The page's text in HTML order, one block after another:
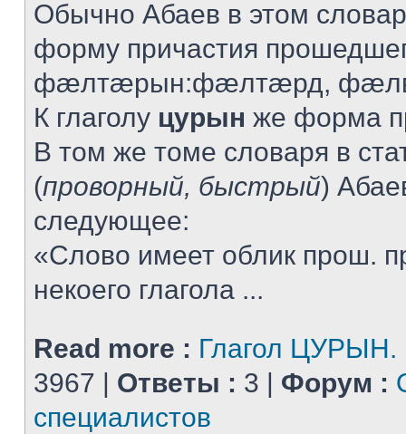
Обычно Абаев в этом
форму причастия
фæлтæрын:фæлтæрд,
К глаголу цурын же форма
В том же томе словаря в
(проворный, быстрый)
следующее:
«Слово имеет облик прош.
некоего глагола ...
Read more : Глагол ЦУРЫН.
3967 | Ответы : 3 | Форум :
специалистов